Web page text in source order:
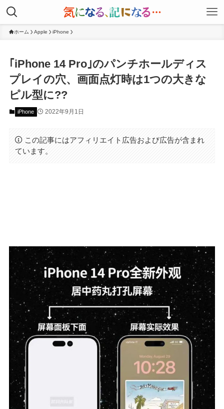
ホーム Apple iPhone
｢iPhone 14 Pro｣のパンチホールディス
プレイの穴、画面点灯時は1つの大きな
ピル型に??
iPhone 2022年9月1日
この記事にはアフィリエイト広告および広告が含まれ
ています。